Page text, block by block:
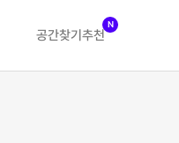
공간찾기 추천
N